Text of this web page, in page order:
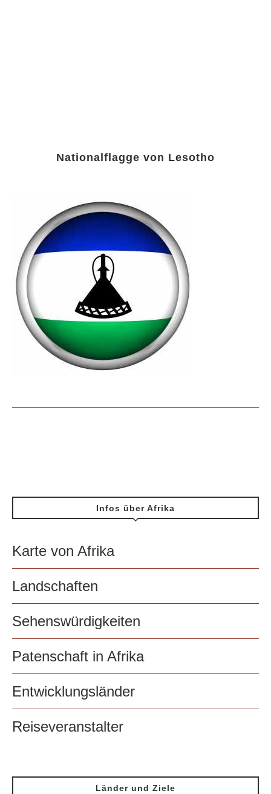
Nationalflagge von Lesotho
Infos über Afrika
Karte von Afrika
Landschaften
Sehenswürdigkeiten
Patenschaft in Afrika
Entwicklungsländer
Reiseveranstalter
Länder und Ziele